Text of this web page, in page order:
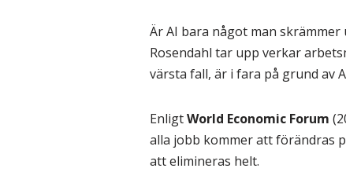
Är AI bara något man
Rosendahl tar upp verkar
värsta fall, är i fara på grund av
EnligtWorld Economic Forum
alla jobb kommer att förändras
att elimineras helt.